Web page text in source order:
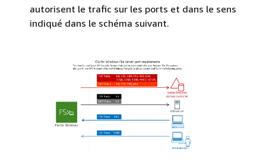
autorisent le trafic sur les ports et dans le sens
indiqué dans le schéma suivant.